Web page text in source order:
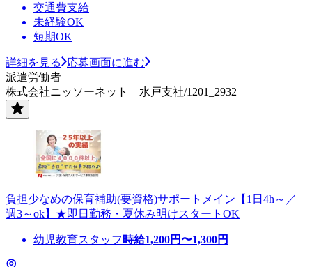
交通費支給
未経験OK
短期OK
詳細を見る
応募画面に進む
派遣労働者
株式会社ニッソーネット 水戸支社/1201_2932
負担少なめの保育補助(要資格)サポートメイン【1日4h～／
週3～ok】★即日勤務・夏休み明けスタートOK
幼児教育スタッフ 時給1,200円〜1,300円